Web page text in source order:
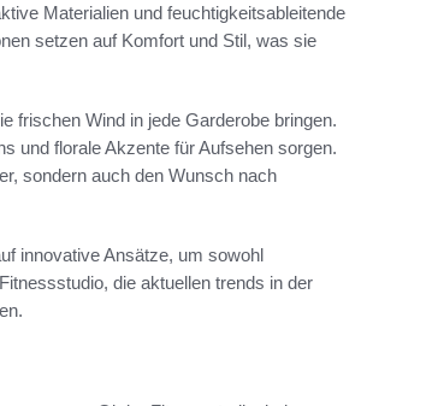
Materialien und feuchtigkeitsableitende
setzen auf Komfort und Stil, was sie
frischen Wind in jede Garderobe bringen.
und florale Akzente für Aufsehen sorgen.
sondern auch den Wunsch nach
innovative Ansätze, um sowohl
die aktuellen trends in der